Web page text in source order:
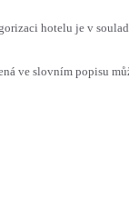
hotelu je v
ve slovním popisu